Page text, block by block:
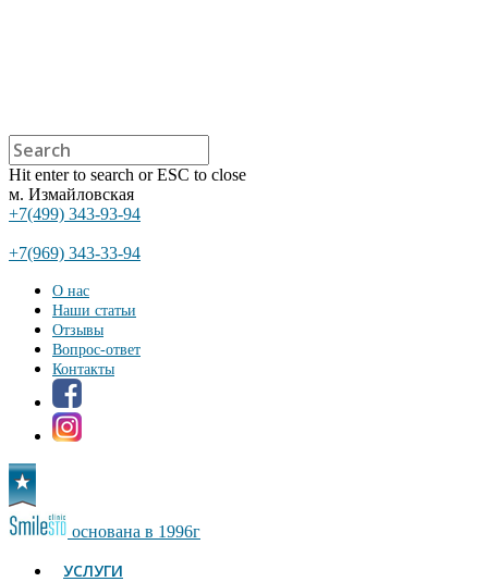
Hit enter to search or ESC to close
м. Измайловская
+7(499) 343-93-94
+7(969) 343-33-94
О нас
Наши статьи
Отзывы
Вопрос-ответ
Контакты
основана в 1996г
УСЛУГИ